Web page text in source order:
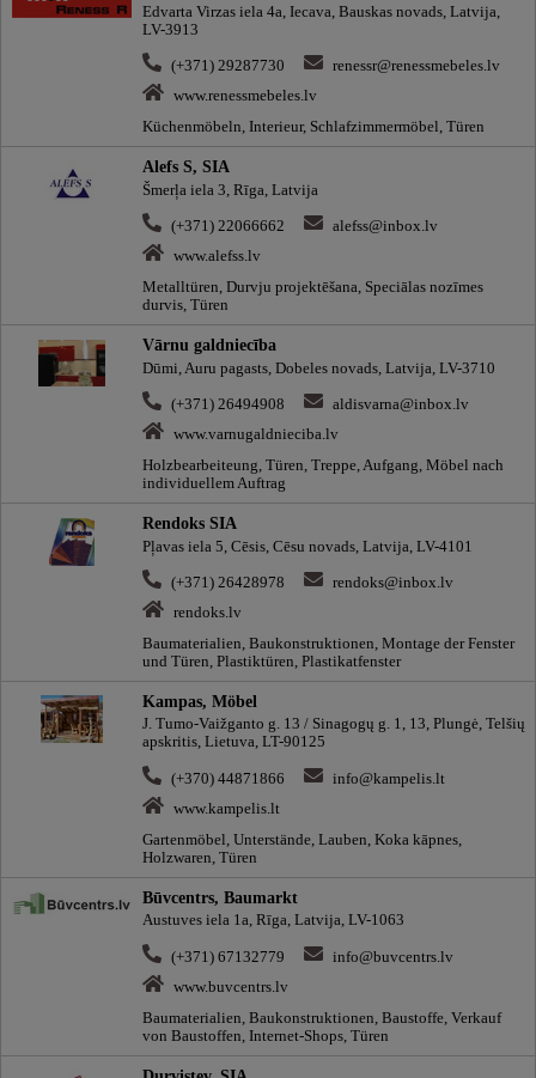
Edvarta Virzas iela 4a, Iecava, Bauskas novads, Latvija,
LV-3913
(+371) 29287730
renessr@renessmebeles.lv
www.renessmebeles.lv
Küchenmöbeln, Interieur, Schlafzimmermöbel, Türen
Alefs S, SIA
Šmerļa iela 3, Rīga, Latvija
(+371) 22066662
alefss@inbox.lv
www.alefss.lv
Metalltüren, Durvju projektēšana, Speciālas nozīmes
durvis, Türen
Vārnu galdniecība
Dūmi, Auru pagasts, Dobeles novads, Latvija, LV-3710
(+371) 26494908
aldisvarna@inbox.lv
www.varnugaldnieciba.lv
Holzbearbeiteung, Türen, Treppe, Aufgang, Möbel nach
individuellem Auftrag
Rendoks SIA
Pļavas iela 5, Cēsis, Cēsu novads, Latvija, LV-4101
(+371) 26428978
rendoks@inbox.lv
rendoks.lv
Baumaterialien, Baukonstruktionen, Montage der Fenster
und Türen, Plastiktüren, Plastikatfenster
Kampas, Möbel
J. Tumo-Vaižganto g. 13 / Sinagogų g. 1, 13, Plungė, Telšių
apskritis, Lietuva, LT-90125
(+370) 44871866
info@kampelis.lt
www.kampelis.lt
Gartenmöbel, Unterstände, Lauben, Koka kāpnes,
Holzwaren, Türen
Būvcentrs, Baumarkt
Austuves iela 1a, Rīga, Latvija, LV-1063
(+371) 67132779
info@buvcentrs.lv
www.buvcentrs.lv
Baumaterialien, Baukonstruktionen, Baustoffe, Verkauf
von Baustoffen, Internet-Shops, Türen